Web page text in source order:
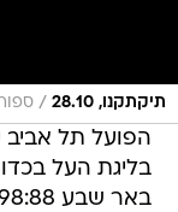
תיקתקנו, 28.10 /
הפועל תל
בליגת העל